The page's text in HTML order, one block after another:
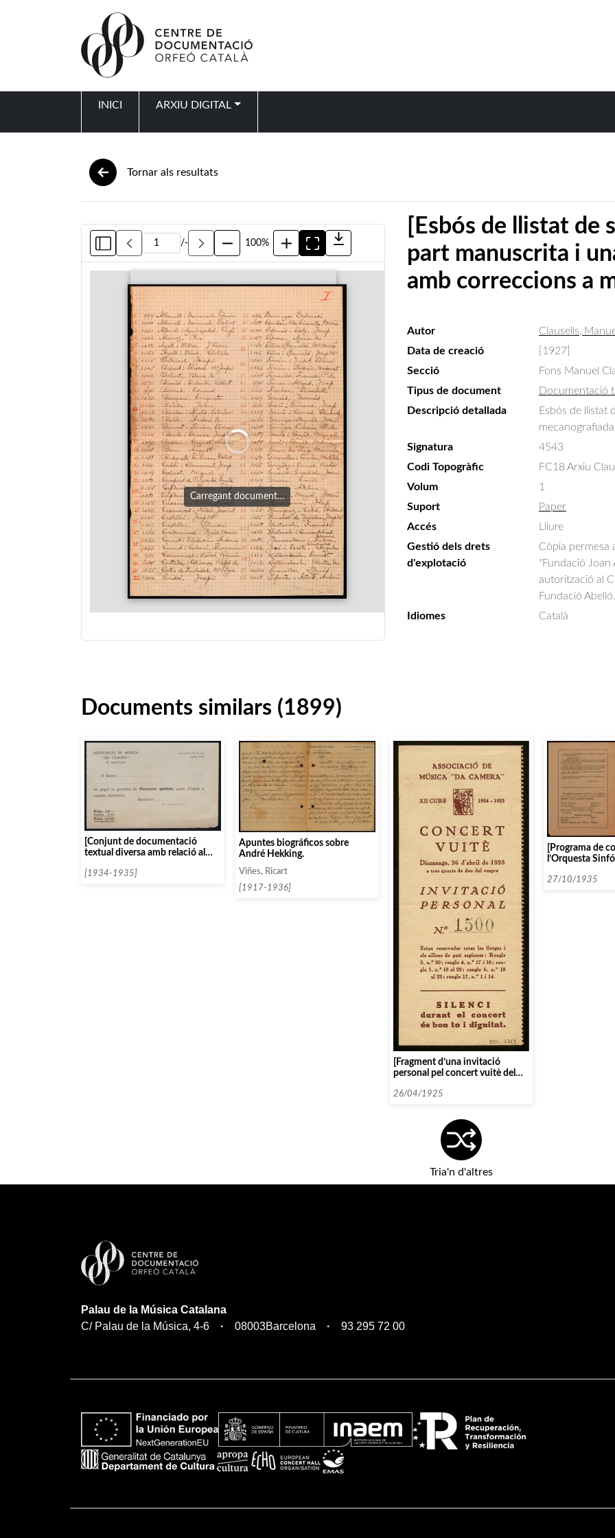
INICI ARXIU DIGITAL
Tornar als resultats
/- 100%
Carregant document…
[Esbós de llistat de
part manuscrita i
amb correccions a
Autor
Clausells,
Data de creació
[1927]
Secció
Fons Manuel
Tipus de document
Documentació
Descripció detallada
Esbós de llistat
Signatura
4543
Codi Topogràfic
FC18 Arxiu
Volum
1
Suport
Paper
Accés
Lliure
Gestió dels drets
d'explotació
Còpia permesa
"Fundació Joan
autorització al
Fundació Abelló.
Idiomes
Català
Documents similars (1899)
[Conjunt de documentació
textual diversa amb relació al
Singers]
[1934-1935]
Apuntes biográficos sobre
André Hekking.
Viñes, Ricart
[1917-1936]
[Fragment d’una invitació
personal pel concert vuitè del
26/04/1925
[Programa de
l’Orquesta
d’Arbós al
27/10/1935
Tria'n d'altres
Palau de la Música Catalana
C/ Palau de la Música, 4-6
08003Barcelona 93 295 72 00